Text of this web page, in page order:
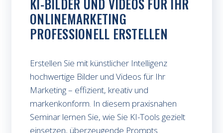
KI-BILDER UND VIDEOS FÜR IHR
ONLINEMARKETING
PROFESSIONELL ERSTELLEN
Erstellen Sie mit künstlicher Intelligenz
hochwertige Bilder und Videos für Ihr
Marketing – effizient, kreativ und
markenkonform. In diesem praxisnahen
Seminar lernen Sie, wie Sie KI-Tools gezielt
einsetzen, überzeugende Prompts